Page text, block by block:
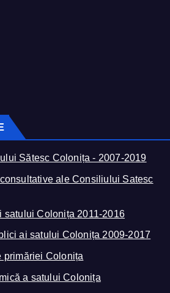
Sătesc Colonița - 2007-2019
ale Consiliului Satesc
satului Colonița 2011-2016
ai satului Colonița 2009-2017
Colonița
a satului Colonița